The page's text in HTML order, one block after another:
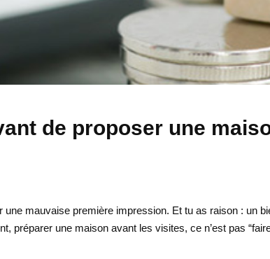
de proposer une
mauvaise première impression. Et tu as raison : un
préparer une maison avant les visites, ce n’est pas